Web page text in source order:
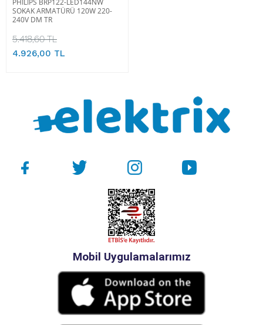
SOKAK ARMATÜRÜ 120W 220-
240V DM TR
5.418,60 TL
4.926,00 TL
Mobil Uygulamalarımız